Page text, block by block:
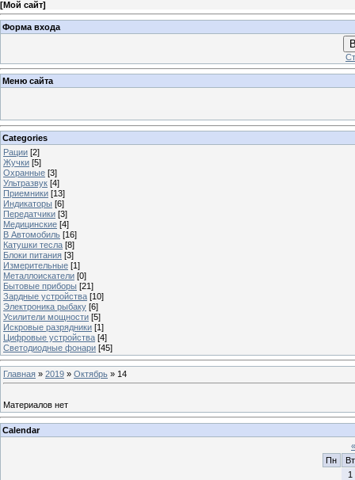
[Мой сайт]
Форма входа
Меню сайта
Categories
Рации [2]
Жучки [5]
Охранные [3]
Ультразвук [4]
Приемники [13]
Индикаторы [6]
Передатчики [3]
Медицинские [4]
В Автомобиль [16]
Катушки тесла [8]
Блоки питания [3]
Измерительные [1]
Металлоискатели [0]
Бытовые приборы [21]
Зардные устройства [10]
Электроника рыбаку [6]
Усилители мощности [5]
Искровые разрядники [1]
Цифровые устройства [4]
Светодиодные фонари [45]
Главная » 2019 » Октябрь » 14
Материалов нет
Calendar
«
Пн
Вт
1